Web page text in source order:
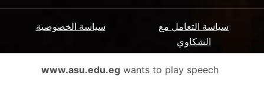
سياسة الخصوصية
سياسة التعامل مع
الشكاوي
الأسئلة الشائعة ميثاق المتعاملين www.asu.edu.egwants to play speech